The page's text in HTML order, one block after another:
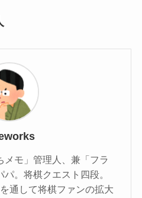
メモ」管理人、兼「フラ
。将棋クエスト四段。
通して将棋ファンの拡大